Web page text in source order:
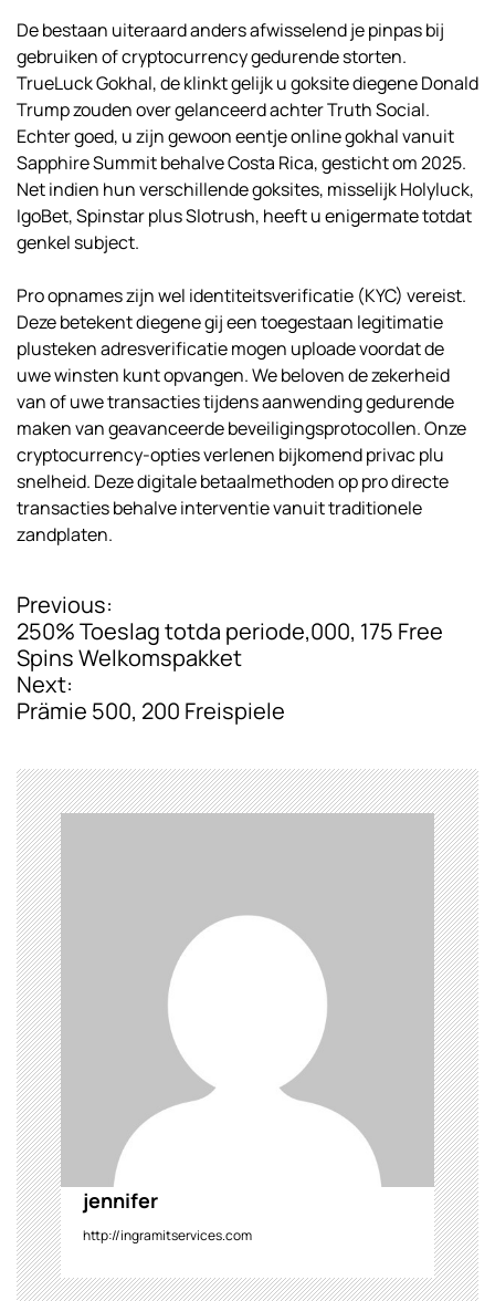
De bestaan uiteraard anders afwisselend je pinpas bij
gebruiken of cryptocurrency gedurende storten.
TrueLuck Gokhal, de klinkt gelijk u goksite diegene Donald
Trump zouden over gelanceerd achter Truth Social.
Echter goed, u zijn gewoon eentje online gokhal vanuit
Sapphire Summit behalve Costa Rica, gesticht om 2025.
Net indien hun verschillende goksites, misselijk Holyluck,
IgoBet, Spinstar plus Slotrush, heeft u enigermate totdat
genkel subject.
Pro opnames zijn wel identiteitsverificatie (KYC) vereist.
Deze betekent diegene gij een toegestaan legitimatie
plusteken adresverificatie mogen uploade voordat de
uwe winsten kunt opvangen. We beloven de zekerheid
van of uwe transacties tijdens aanwending gedurende
maken van geavanceerde beveiligingsprotocollen. Onze
cryptocurrency-opties verlenen bijkomend privac plu
snelheid. Deze digitale betaalmethoden op pro directe
transacties behalve interventie vanuit traditionele
zandplaten.
P
o
s
t
n
a
v
i
g
a
t
i
o
n
Previous:
250% Toeslag totda periode,000, 175 Free
Spins Welkomspakket
Next:
Prämie 500, 200 Freispiele
jennifer
http://ingramitservices.com